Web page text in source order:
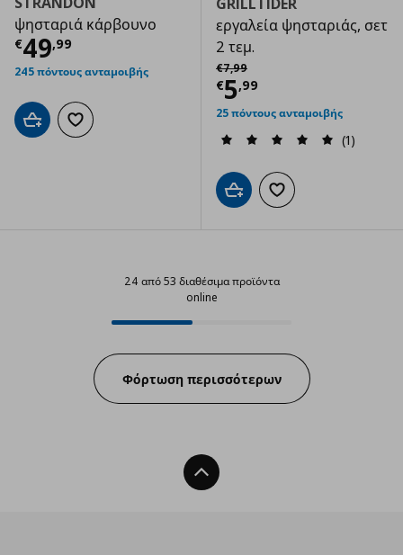
ψησταριά κάρβουνο
€49,99
Τρέχουσα τιμή € 49,99
245 πόντους ανταμοιβής
Προσθήκη στο καλάθι
Προσθήκη στα αγαπημένα
εργαλεία ψησταριάς, σετ
2 τεμ.
€7,99
Αρχική τιμή
€5,99
Τρέχουσα
25 πόντους ανταμοιβής
(1)
Προσθήκη στο καλάθι
Προσθήκη στα
24 από 53 διαθέσιμα προϊόντα
online
Progress:
Φόρτωση περισσότερων
Back To Top